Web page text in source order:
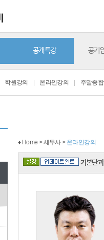
공개특강 공기
학원강의 온라인강의 주말종
♦ Home > 세무사 > 온라인강의
기본단